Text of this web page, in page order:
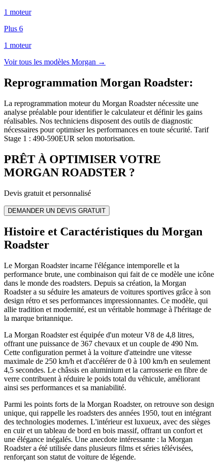
1 moteur
Plus 6
1 moteur
Voir tous les modèles Morgan →
Reprogrammation Morgan Roadster:
La reprogrammation moteur du Morgan Roadster nécessite une
analyse préalable pour identifier le calculateur et définir les gains
réalisables. Nos techniciens disposent des outils de diagnostic
nécessaires pour optimiser les performances en toute sécurité. Tarif
Stage 1 : 490-590EUR selon motorisation.
PRÊT À OPTIMISER VOTRE
MORGAN ROADSTER ?
Devis gratuit et personnalisé
DEMANDER UN DEVIS GRATUIT
Histoire et Caractéristiques du Morgan
Roadster
Le Morgan Roadster incarne l'élégance intemporelle et la
performance brute, une combinaison qui fait de ce modèle une icône
dans le monde des roadsters. Depuis sa création, la Morgan
Roadster a su séduire les amateurs de voitures sportives grâce à son
design rétro et ses performances impressionnantes. Ce modèle, qui
allie tradition et modernité, est un véritable hommage à l'héritage de
la marque britannique.
La Morgan Roadster est équipée d'un moteur V8 de 4,8 litres,
offrant une puissance de 367 chevaux et un couple de 490 Nm.
Cette configuration permet à la voiture d'atteindre une vitesse
maximale de 250 km/h et d'accélérer de 0 à 100 km/h en seulement
4,5 secondes. Le châssis en aluminium et la carrosserie en fibre de
verre contribuent à réduire le poids total du véhicule, améliorant
ainsi ses performances et sa maniabilité.
Parmi les points forts de la Morgan Roadster, on retrouve son design
unique, qui rappelle les roadsters des années 1950, tout en intégrant
des technologies modernes. L'intérieur est luxueux, avec des sièges
en cuir et un tableau de bord en bois massif, offrant un confort et
une élégance inégalés. Une anecdote intéressante : la Morgan
Roadster a été utilisée dans plusieurs films et séries télévisées,
renforçant son statut de voiture de légende.